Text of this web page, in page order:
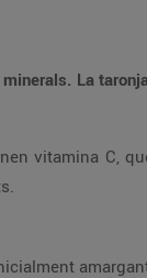
La
vitamina C,